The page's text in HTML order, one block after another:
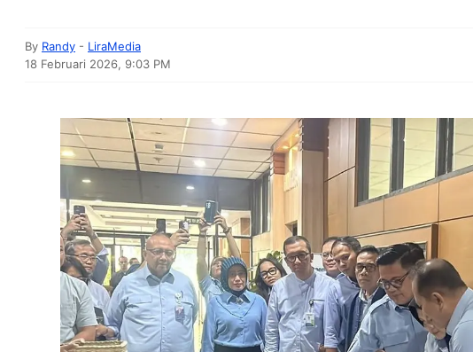
By Randy - LiraMedia
18 Februari 2026, 9:03 PM